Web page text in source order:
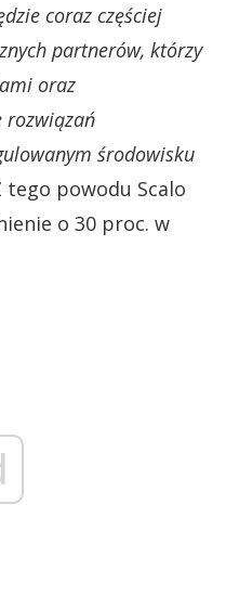
coraz częściej
partnerów, którzy
oraz
rozwiązań
środowisku
powodu Scalo
o 30 proc. w